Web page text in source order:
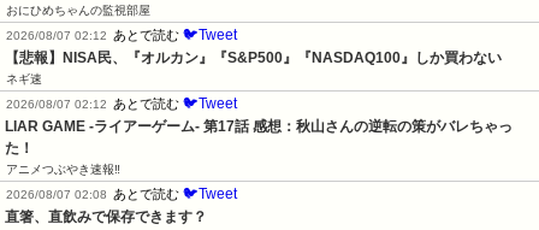
おにひめちゃんの監視部屋
2026/08/07 02:12
あとで読む 🐦Tweet
【悲報】NISA民、『オルカン』『S&P500』『NASDAQ100』しか買わない
ネギ速
2026/08/07 02:12
あとで読む 🐦Tweet
LIAR GAME -ライアーゲーム- 第17話 感想：秋山さんの逆転の策がバレちゃっ
た！
アニメつぶやき速報‼︎
2026/08/07 02:08
あとで読む 🐦Tweet
直箸、直飲みで保存できます？